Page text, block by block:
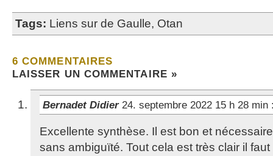
Tags: Liens sur de Gaulle, Otan
6 COMMENTAIRES
LAISSER UN COMMENTAIRE »
Bernadet Didier 24. septembre 2022 15 h 28 min
Excellente synthèse. Il est bon et
sans ambiguïté. Tout cela est très clair il